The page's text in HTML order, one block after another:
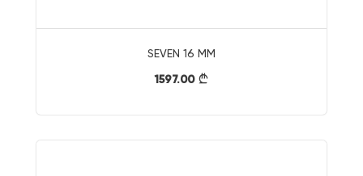
SEVEN 16 MM
1597.00 }